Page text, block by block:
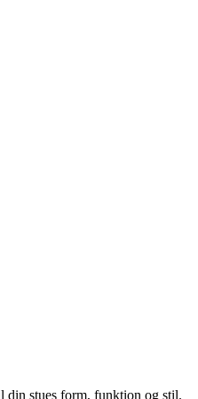
din stues form, funktion og stil.